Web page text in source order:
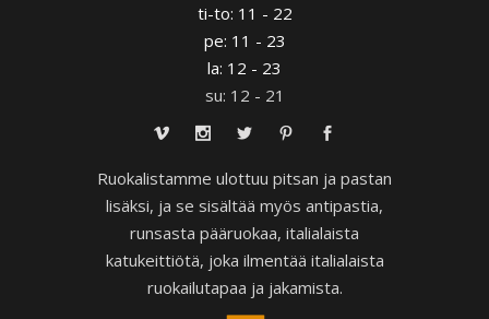
ti-to: 11 - 22
pe: 11 - 23
la: 12 - 23
su: 12 - 21
Ruokalistamme ulottuu pitsan ja pastan
lisäksi, ja se sisältää myös antipastia,
runsasta pääruokaa, italialaista
katukeittiötä, joka ilmentää italialaista
ruokailutapaa ja jakamista.